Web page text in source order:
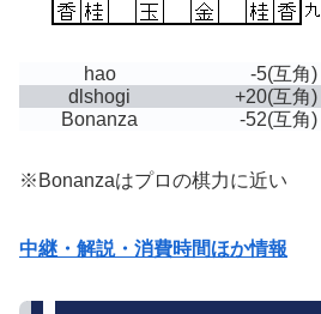
hao -5(互角)
dlshogi
+20(互角)
Bonanza
-52(互角)
※Bonanzaはプロの棋力に近い
中継・解説・消費時間ほか情報